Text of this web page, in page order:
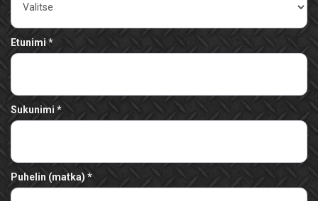
Etunimi
Sukunimi
Puhelin (matka)